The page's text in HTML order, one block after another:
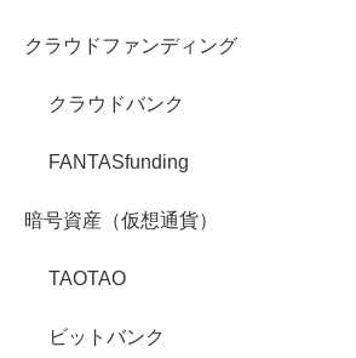
クラウドファンディング
クラウドバンク
FANTASfunding
暗号資産（仮想通貨）
TAOTAO
ビットバンク